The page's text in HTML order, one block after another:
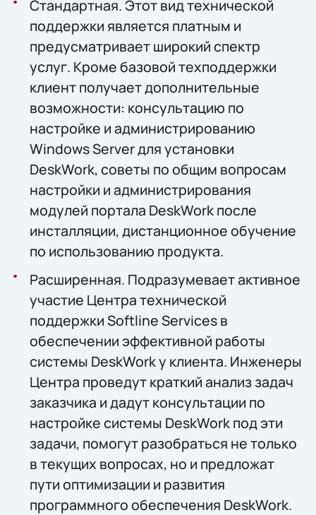
Стандартная. Этот вид технической
поддержки является платным и
предусматривает широкий спектр
услуг. Кроме базовой техподдержки
клиент получает дополнительные
возможности: консультацию по
настройке и администрированию
Windows Server для установки
DeskWork, советы по общим вопросам
настройки и администрирования
модулей портала DeskWork после
инсталляции, дистанционное обучение
по использованию продукта.
Расширенная. Подразумевает активное
участие Центра технической
поддержки Softline Services в
обеспечении эффективной работы
системы DeskWork у клиента. Инженеры
Центра проведут краткий анализ задач
заказчика и дадут консультации по
настройке системы DeskWork под эти
задачи, помогут разобраться не только
в текущих вопросах, но и предложат
пути оптимизации и развития
программного обеспечения DeskWork.